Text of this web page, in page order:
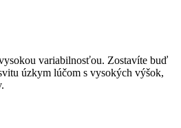
variabilnosťou. Zostavíte buď
úzkym lúčom s vysokých výšok,